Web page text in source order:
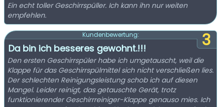
Ein echt toller Geschirrspüller. Ich kann ihn nur weiten
empfehlen.
3
Kundenbewertung:
Da bin ich besseres gewohnt.!!!
Den ersten Geschirrspüler habe ich umgetauscht, weil die
Klappe für das Geschirrspülmittel sich nicht verschließen lies.
Der schlechten Reinigungsleistung schob ich auf diesen
Mangel. Leider reinigt, das getauschte Gerät, trotz
funktionierender Geschirrreiniger-Klappe genauso mies. Ich